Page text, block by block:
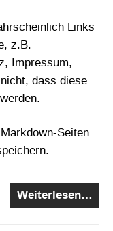
Links
z.B.
Impressum,
dass diese
Seiten
Weiterlesen…